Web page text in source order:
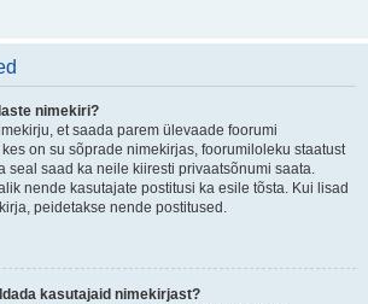
nimekiri?
et saada parem ülevaade foorumi
on su sõprade nimekirjas, foorumiloleku staatust
seal saad ka neile kiiresti privaatsõnumi saata.
nende kasutajate postitusi ka esile tõsta. Kui lisad
peidetakse nende postitused.
kasutajaid nimekirjast?